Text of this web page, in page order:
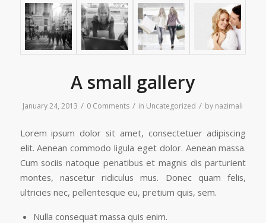
A small gallery
January 24, 2013 / 0 Comments / in Uncategorized / by nazimali
Lorem ipsum dolor sit amet, consectetuer adipiscing
elit. Aenean commodo ligula eget dolor. Aenean massa.
Cum sociis natoque penatibus et magnis dis parturient
montes, nascetur ridiculus mus. Donec quam felis,
ultricies nec, pellentesque eu, pretium quis, sem.
Nulla consequat massa quis enim.